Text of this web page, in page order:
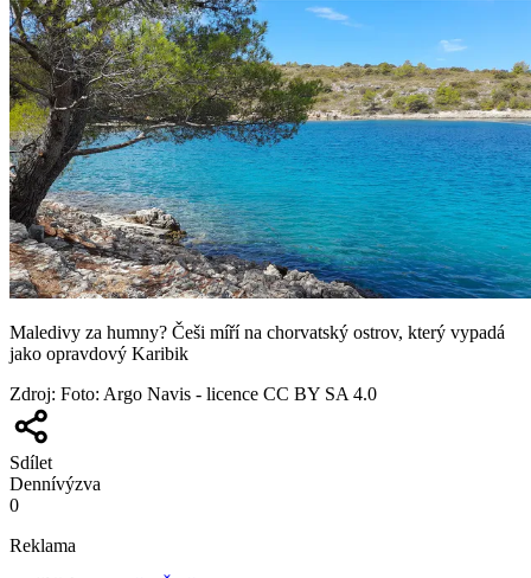
Maledivy za humny? Češi míří na chorvatský ostrov, který vypadá
jako opravdový Karibik
Zdroj: Foto: Argo Navis - licence CC BY SA 4.0
Sdílet
Dennívýzva
0
Reklama